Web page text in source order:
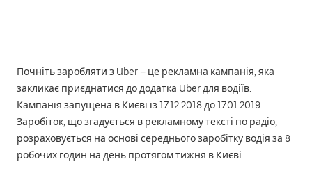
Почніть заробляти з Uber – це рекламна кампанія, яка
закликає приєднатися до додатка Uber для водіїв.
Кампанія запущена в Києві із 17.12.2018 до 17.01.2019.
Заробіток, що згадується в рекламному тексті по радіо,
розраховується на основі середнього заробітку водія за 8
робочих годин на день протягом тижня в Києві.